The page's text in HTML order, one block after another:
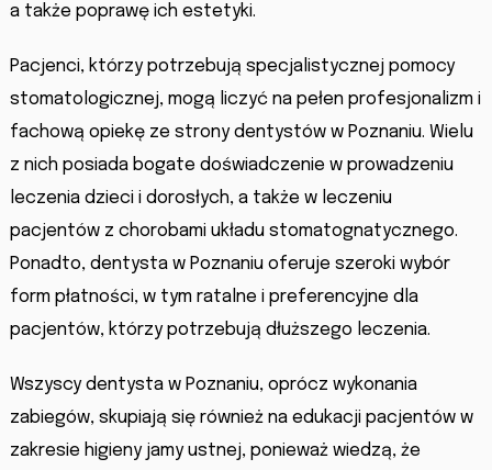
a także poprawę ich estetyki.
Pacjenci, którzy potrzebują specjalistycznej pomocy
stomatologicznej, mogą liczyć na pełen profesjonalizm i
fachową opiekę ze strony dentystów w Poznaniu. Wielu
z nich posiada bogate doświadczenie w prowadzeniu
leczenia dzieci i dorosłych, a także w leczeniu
pacjentów z chorobami układu stomatognatycznego.
Ponadto, dentysta w Poznaniu oferuje szeroki wybór
form płatności, w tym ratalne i preferencyjne dla
pacjentów, którzy potrzebują dłuższego leczenia.
Wszyscy dentysta w Poznaniu, oprócz wykonania
zabiegów, skupiają się również na edukacji pacjentów w
zakresie higieny jamy ustnej, ponieważ wiedzą, że